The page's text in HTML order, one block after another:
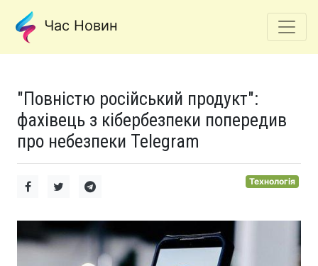
Час Новин
"Повністю російський продукт":
фахівець з кібербезпеки попередив
про небезпеки Telegram
Технологія